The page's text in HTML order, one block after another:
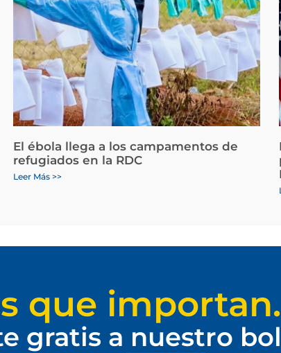
El ébola llega a los campamentos de
refugiados en la RDC
Leer Más >>
que
gratis a nuestro